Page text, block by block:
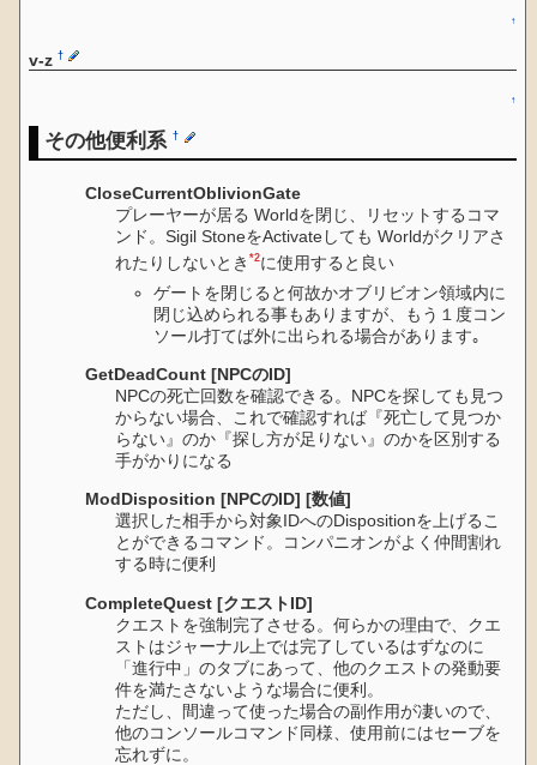
↑
v-z†
↑
その他便利系†
CloseCurrentOblivionGate
プレーヤーが居る Worldを閉じ、リセットするコマ
ンド。Sigil StoneをActivateしても Worldがクリアさ
れたりしないとき*2に使用すると良い
ゲートを閉じると何故かオブリビオン領域内に
閉じ込められる事もありますが、もう１度コン
ソール打てば外に出られる場合があります｡
GetDeadCount [NPCのID]
NPCの死亡回数を確認できる。NPCを探しても見つ
からない場合、これで確認すれば『死亡して見つか
らない』のか『探し方が足りない』のかを区別する
手がかりになる
ModDisposition [NPCのID] [数値]
選択した相手から対象IDへのDispositionを上げるこ
とができるコマンド。コンパニオンがよく仲間割れ
する時に便利
CompleteQuest [クエストID]
クエストを強制完了させる。何らかの理由で、クエ
ストはジャーナル上では完了しているはずなのに
「進行中」のタブにあって、他のクエストの発動要
件を満たさないような場合に便利。
ただし、間違って使った場合の副作用が凄いので、
他のコンソールコマンド同様、使用前にはセーブを
忘れずに。